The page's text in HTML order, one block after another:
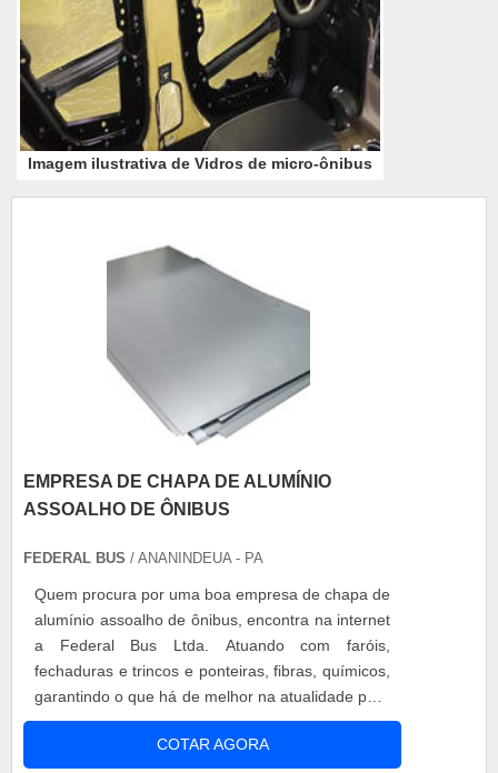
Imagem ilustrativa de Vidros de micro-ônibus
EMPRESA DE CHAPA DE ALUMÍNIO
ASSOALHO DE ÔNIBUS
FEDERAL BUS / ANANINDEUA - PA
Quem procura por uma boa empresa de chapa de
alumínio assoalho de ônibus, encontra na internet
a Federal Bus Ltda. Atuando com faróis,
fechaduras e trincos e ponteiras, fibras, químicos,
garantindo o que há de melhor na atualidade para
os clientes. A EMPRESA OFERECE DIVERSAS
VANTAGENSApresentando produtos de alto
COTAR AGORA